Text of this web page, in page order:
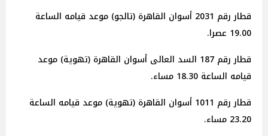
قطار رقم 2031 أسوان القاهرة (تالجو) موعد قيامه الساعة
19.00 عصرا.
قطار رقم 187 السد العالى أسوان القاهرة (تهوية) موعد
قيامه الساعة 18.30 مساء.
قطار رقم 1011 أسوان القاهرة (تهوية) موعد قيامه الساعة
23.20 مساء.